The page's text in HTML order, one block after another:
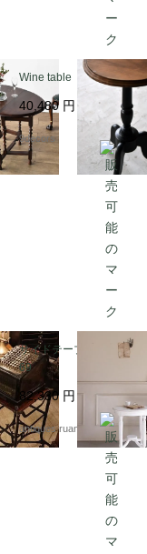
Wine table
40,480 円
9decors
サイドテーブル Fc30
69
82,330 円
antiques ruan